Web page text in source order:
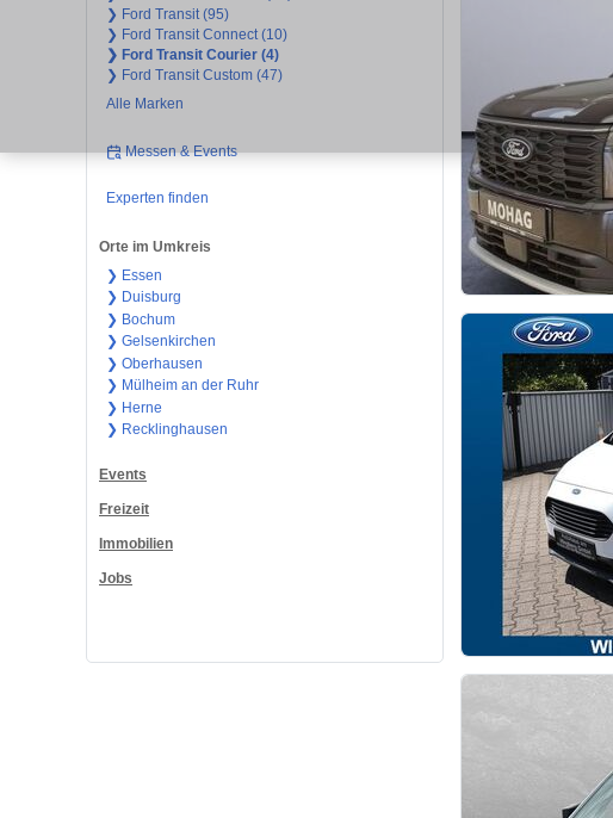
❯ Ford Transit (95)
❯ Ford Transit Connect (10)
❯ Ford Transit Courier (4)
❯ Ford Transit Custom (47)
Alle Marken
Messen & Events
Experten finden
Orte im Umkreis
❯ Essen
❯ Duisburg
❯ Bochum
❯ Gelsenkirchen
❯ Oberhausen
❯ Mülheim an der Ruhr
❯ Herne
❯ Recklinghausen
Events
Freizeit
Immobilien
Jobs